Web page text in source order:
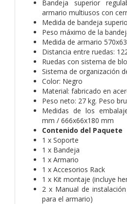
Bandeja superior
armario multiusos con
Medida de bandeja
Peso máximo de la
Medida de armario
Distancia entre ruedas:
Ruedas con sistema de
Sistema de organización
Color: Negro
Material: fabricado en
Peso neto: 27 kg. Peso
Medidas de los
mm / 666x66x180 mm
Contenido del Paquete
1 x Soporte
1 x Bandeja
1 x Armario
1 x Accesorios Rack
1 x Kit montaje (incluye
2 x Manual de
para el armario)